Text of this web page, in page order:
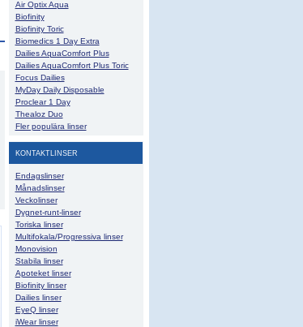
Air Optix Aqua
Biofinity
Biofinity Toric
Biomedics 1 Day Extra
Dailies AquaComfort Plus
Dailies AquaComfort Plus Toric
Focus Dailies
MyDay Daily Disposable
Proclear 1 Day
Thealoz Duo
Fler populära linser
KONTAKTLINSER
Endagslinser
Månadslinser
Veckolinser
Dygnet-runt-linser
Toriska linser
Multifokala/Progressiva linser
Monovision
Stabila linser
Apoteket linser
Biofinity linser
Dailies linser
EyeQ linser
iWear linser